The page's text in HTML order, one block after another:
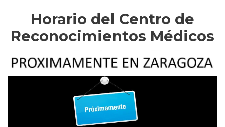
Horario del Centro de
Reconocimientos Médicos